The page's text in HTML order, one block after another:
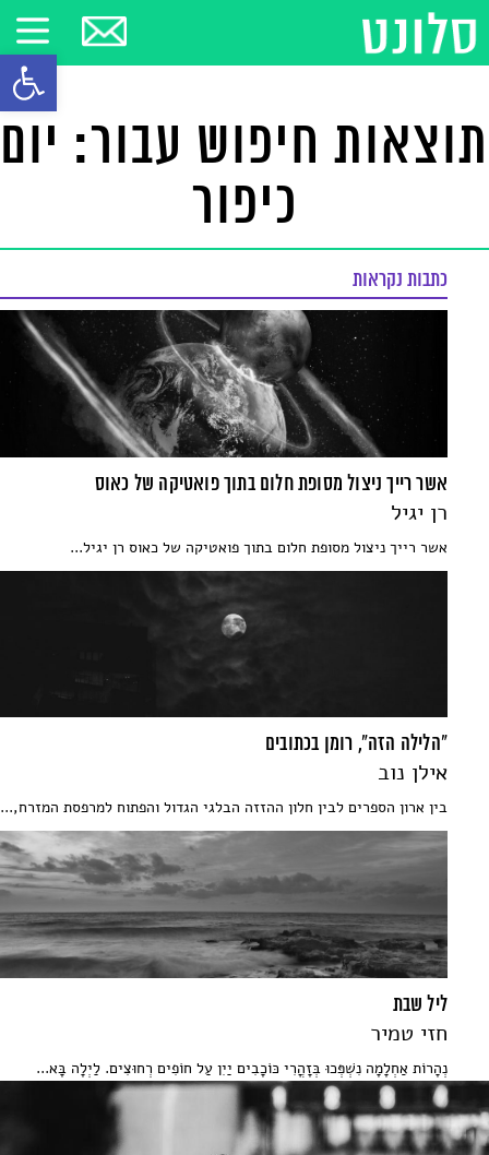
פתח
תוצאות חיפוש עבור: יום
כיפור
כתבות נקראות
אשר רייך ניצול מסופת חלום בתוך פואטיקה של כאוס
רן יגיל
אשר רייך ניצול מסופת חלום בתוך פואטיקה של כאוס רן יגיל...
"הלילה הזה", רומן בכתובים
אילן נוב
בין ארון הספרים לבין חלון ההזזה הבלגי הגדול והפתוח למרפסת המזרח,...
ליל שבת
חזי טמיר
נְהָרוֹת אַחְלָמָה נִשְׁפְּכוּ בְּזָהֳרִי כּוֹכָבִים יַיִן עַל חוֹפִים רְחוּצִים. לַיְלָה בָּא...